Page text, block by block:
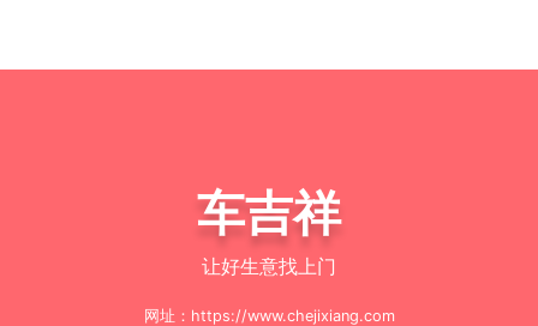
车吉祥
让好生意找上门
网址：https://www.chejixiang.com